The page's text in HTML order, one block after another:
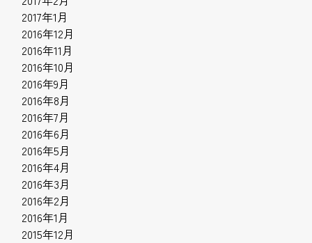
2017年1月
2016年12月
2016年11月
2016年10月
2016年9月
2016年8月
2016年7月
2016年6月
2016年5月
2016年4月
2016年3月
2016年2月
2016年1月
2015年12月